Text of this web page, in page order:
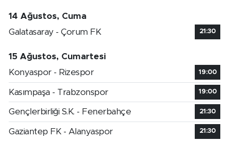
14 Ağustos, Cuma
Galatasaray - Çorum FK
21:30
15 Ağustos, Cumartesi
Konyaspor - Rizespor
19:00
Kasımpaşa - Trabzonspor 19:00
Gençlerbirliği S.K. - Fenerbahçe 21:30
Gaziantep FK - Alanyaspor 21:30